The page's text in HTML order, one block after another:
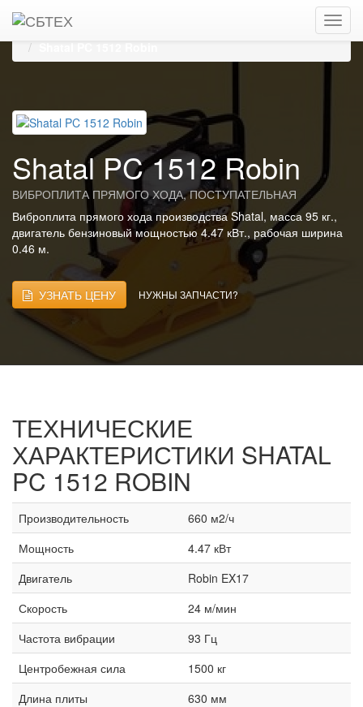
Главная
Виброплиты прямого хода, поступательные
SHATAL
Shatal PC 1512 Robin
ВИБРОПЛИТА ПРЯМОГО ХОДА, ПОСТУПАТЕЛЬНАЯ
Виброплита прямого хода производства Shatal, масса 95 кг.,
двигатель бензиновый мощностью 4.47 кВт., рабочая ширина
0.46 м.
УЗНАТЬ ЦЕНУ НУЖНЫ ЗАПЧАСТИ?
ТЕХНИЧЕСКИЕ
ХАРАКТЕРИСТИКИ SHATAL
PC 1512 ROBIN
Производительность
660 м2/ч
Мощность
4.47 кВт
Двигатель
Robin EX17
Скорость
24 м/мин
Частота вибрации
93 Гц
Центробежная сила
1500 кг
Длина плиты
630 мм